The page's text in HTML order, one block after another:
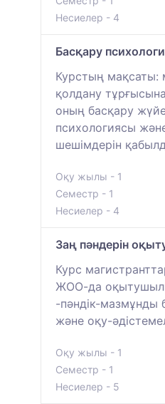
Несиелер - 4
Басқару
Курстың мақсаты:
қолдану
оның басқару
психологиясы
шешімдерін
Оқу жылы - 1
Семестр - 1
Несиелер - 4
Заң пәндерін
Курс
ЖОО-да
-пәндік-мазмұнды
және оқу-
Оқу жылы - 1
Семестр - 1
Несиелер - 5